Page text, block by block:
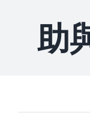
媒體新聞
溫馨提示
助